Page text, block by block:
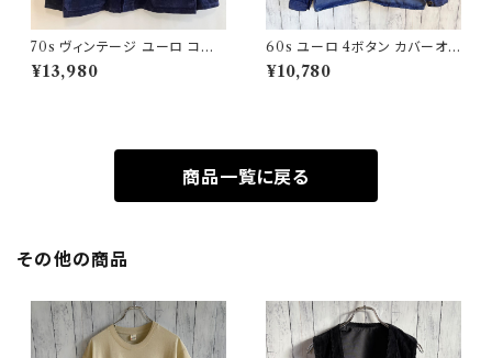
70s ヴィンテージ ユーロ コー
デュロイ セットアップ ビンテー
ジ
¥13,980
60s ユーロ 4ボタン カバーオ
ール ワークジャケット 月桂樹ボ
タン ヴィンテージ
¥10,780
商品一覧に戻る
その他の商品